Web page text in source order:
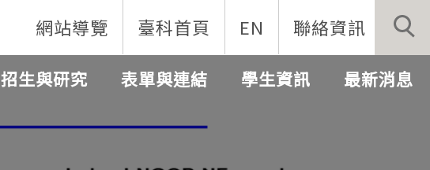
網站導覽 臺科首頁 EN 聯絡資訊
招生與研究 表單與連結 學生資訊 最新消息